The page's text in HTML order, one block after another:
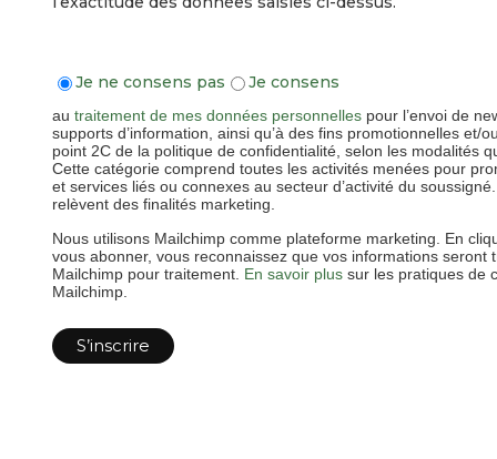
Je ne consens pas Je consens
autraitement de mes données personnelles pour l’envoi de
supports d’information, ainsi qu’à des fins promotionnelles et/
point 2C de la politique de confidentialité, selon les modalités
Cette catégorie comprend toutes les activités menées pour
et services liés ou connexes au secteur d’activité du
relèvent des finalités marketing.
Nous utilisons Mailchimp comme plateforme marketing. En
vous abonner, vous reconnaissez que vos informations seront
Mailchimp pour traitement. En savoir plus sur les pratiques de
Mailchimp.